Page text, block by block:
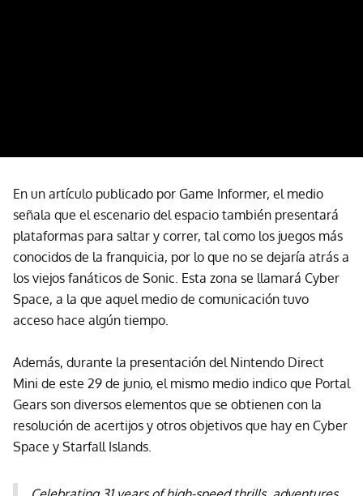
En un artículo publicado por Game Informer, el medio
señala que el escenario del espacio también presentará
plataformas para saltar y correr, tal como los juegos más
conocidos de la franquicia, por lo que no se dejaría atrás a
los viejos fanáticos de Sonic. Esta zona se llamará Cyber ​​​​
Space, a la que aquel medio de comunicación tuvo
acceso hace algún tiempo.
Además, durante la presentación del Nintendo Direct
Mini de este 29 de junio, el mismo medio indico que Portal
Gears son diversos elementos que se obtienen con la
resolución de acertijos y otros objetivos que hay en Cyber
Space y Starfall Islands.